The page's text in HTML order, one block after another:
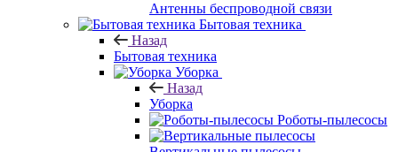
Антенны беспроводной связи
Бытовая техника
Назад
Бытовая техника
Уборка
Назад
Уборка
Роботы-пылесосы